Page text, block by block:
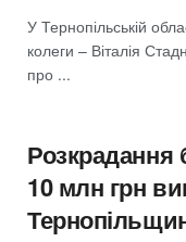
У Тернопільській
колеги – Віталія
про ...
10 млн грн